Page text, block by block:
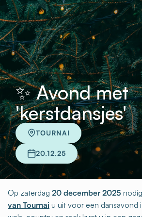
✨ Avond met
'kerstdansjes'
TOURNAI
20.12.25
Op zaterdag 20 december 2025
van Tournai u uit voor een dansavond